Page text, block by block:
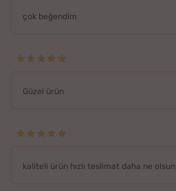
çok beğendim
Güzel ürün
kaliteli ürün hızlı teslimat daha ne olsun